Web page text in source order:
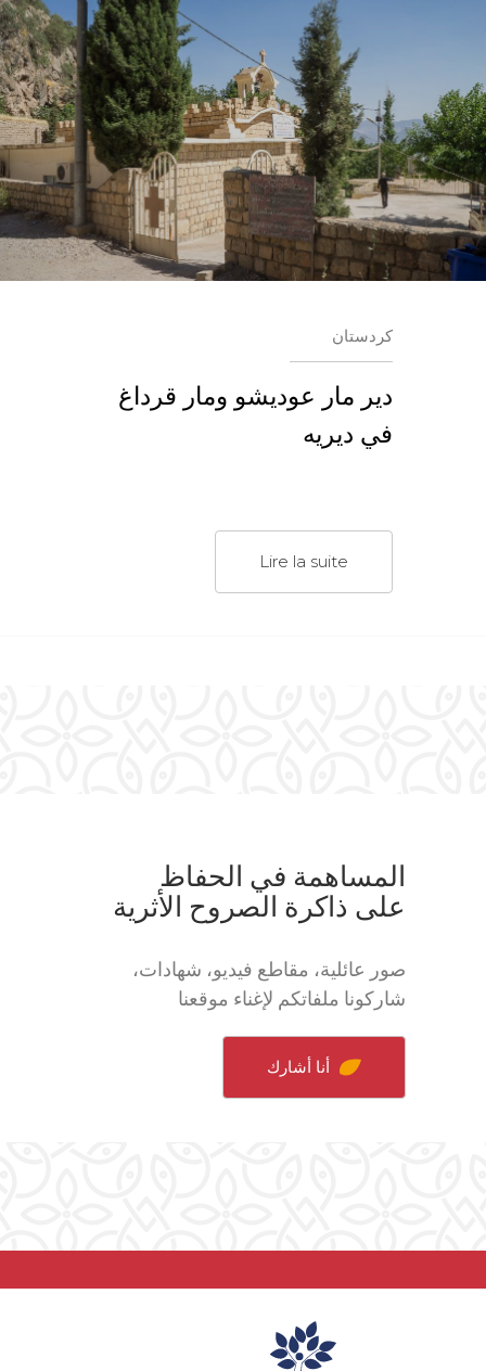
كردستان
دير مار عوديشو ومار قرداغ
في ديريه
Lire la suite
المساهمة في الحفاظ
على ذاكرة الصروح الأثرية
صور عائلية، مقاطع فيديو، شهادات،
شاركونا ملفاتكم لإغناء موقعنا
أنا أشارك